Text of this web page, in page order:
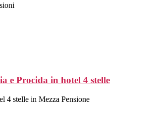
e Procida in hotel 4 stelle
4 stelle in Mezza Pensione